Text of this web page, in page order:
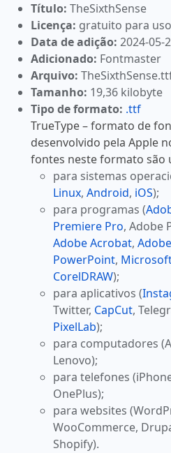
Título: TheSixthSense
Licença: gratuito para
Data de adição: 2024-05-
Adicionado: Fontmaster
Arquivo:
Tamanho: 19,36 kilobyte
Tipo de formato: .ttf
TrueType – formato de
desenvolvido pela Apple
fontes neste formato são
para sistemas
Linux, Android, iOS);
para programas (
Premiere Pro, Adobe
Adobe Acrobat,
PowerPoint,
CorelDRAW);
para aplicativos (
Twitter, CapCut,
PixelLab);
para computadores
Lenovo);
para telefones
OnePlus);
para websites
WooCommerce,
Shopify).